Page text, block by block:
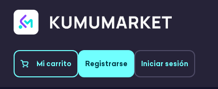
Mi carrito Registrarse Iniciar sesión